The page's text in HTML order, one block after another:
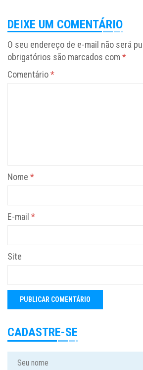
DEIXE UM COMENTÁRIO
O seu endereço de e-mail não será
obrigatórios são marcados com *
Comentário*
Nome *
E-mail *
Site
CADASTRE-SE